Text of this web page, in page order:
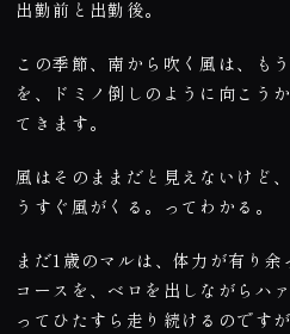
出勤前と出勤後。
この季節、南から吹く風は、も
を、ドミノ倒しのように向こう
てきます。
風はそのままだと見えないけど
うすぐ風がくる。ってわかる。
まだ1 歳のマルは、体力が有り余
コースを、ベロを出しながらハ
ってひたすら走り続けるのですが